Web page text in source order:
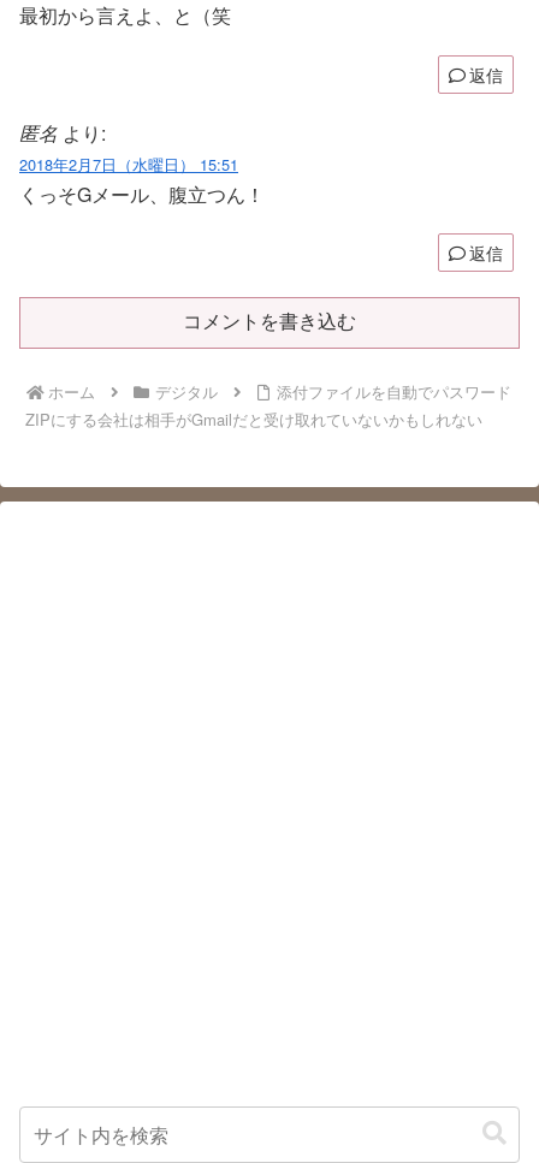
最初から言えよ、と（笑
返信
匿名 より:
2018年2月7日（水曜日） 15:51
くっそGメール、腹立つん！
返信
コメントを書き込む
ホーム デジタル
添付ファイルを自動でパスワード
ZIPにする会社は相手がGmailだと受け取れていないかもしれない